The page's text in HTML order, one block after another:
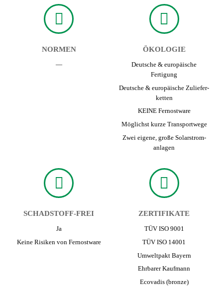
NORMEN
—
ÖKOLOGIE
Deutsche & europäische
Fertigung
Deutsche & europäische Zuliefer­
ketten
KEINE Fernost­ware
Möglichst kurze Transport­wege
Zwei eigene, große Solarstrom­
anlagen
SCHADSTOFF-FREI
Ja
Keine Risiken von Fernost­ware
ZERTIFIKATE
TÜV ISO 9001
TÜV ISO 14001
Umwelt­pakt Bayern
Ehrbarer Kaufmann
Ecovadis (bronze)